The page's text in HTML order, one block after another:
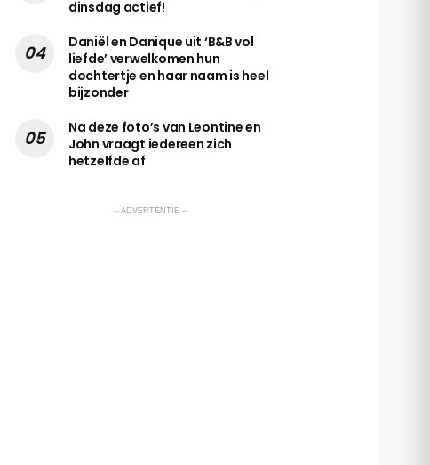
dinsdag actief!
Daniël en Danique uit ‘B&B vol
liefde’ verwelkomen hun
dochtertje en haar naam is heel
bijzonder
Na deze foto’s van Leontine en
John vraagt iedereen zich
hetzelfde af
-- ADVERTENTIE --